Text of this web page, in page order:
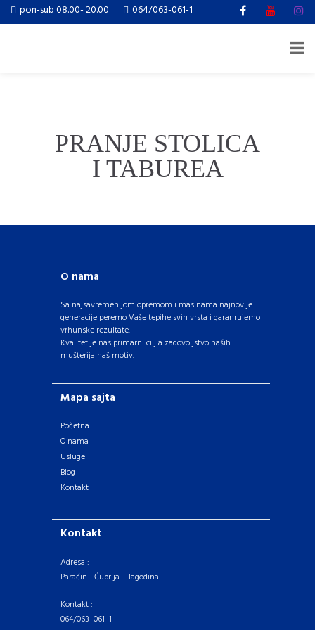
pon-sub 08.00- 20.00 064/063-061-1
PRANJE STOLICA
I TABUREA
O nama
Sa najsavremenijom opremom i masinama najnovije
generacije peremo Vaše tepihe svih vrsta i garanrujemo
vrhunske rezultate.
Kvalitet je nas primarni cilj a zadovoljstvo naših
mušterija naš motiv.
Mapa sajta
Početna
O nama
Usluge
Blog
Kontakt
Kontakt
Adresa :
Paraćin - Ćuprija – Jagodina
Kontakt :
064/063–061–1